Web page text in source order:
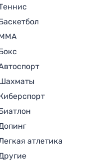
атлетика